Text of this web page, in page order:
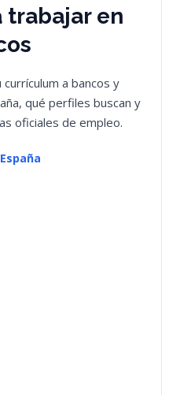
trabajar en
a bancos y
qué perfiles buscan y
oficiales de empleo.